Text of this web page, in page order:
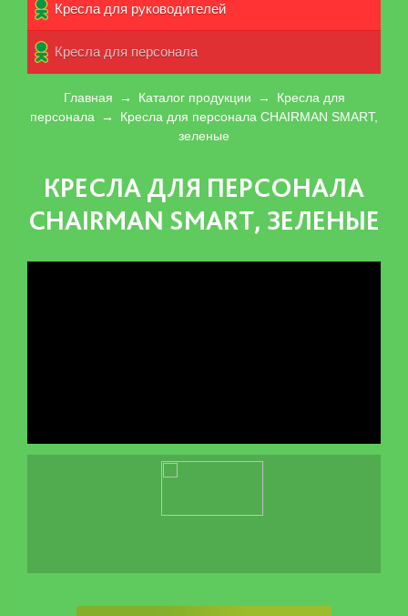
Кресла для руководителей
Кpecла для персонала
Главная → Каталог продукции →
Кpecла для
персонала
→
Кресла для персонала CHAIRMAN SMART,
зеленые
КРЕСЛА ДЛЯ ПЕРСОНАЛА
CHAIRMAN SMART, ЗЕЛЕНЫЕ